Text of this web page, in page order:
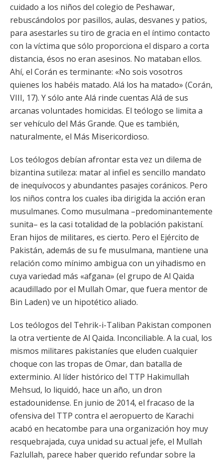
cuidado a los niños del colegio de Peshawar,
rebuscándolos por pasillos, aulas, desvanes y patios,
para asestarles su tiro de gracia en el íntimo contacto
con la víctima que sólo proporciona el disparo a corta
distancia, ésos no eran asesinos. No mataban ellos.
Ahí, el Corán es terminante: «No sois vosotros
quienes los habéis matado. Alá los ha matado» (Corán,
VIII, 17). Y sólo ante Alá rinde cuentas Alá de sus
arcanas voluntades homicidas. El teólogo se limita a
ser vehículo del Más Grande. Que es también,
naturalmente, el Más Misericordioso.
Los teólogos debían afrontar esta vez un dilema de
bizantina sutileza: matar al infiel es sencillo mandato
de inequívocos y abundantes pasajes coránicos. Pero
los niños contra los cuales iba dirigida la acción eran
musulmanes. Como musulmana –predominantemente
sunita– es la casi totalidad de la población pakistaní.
Eran hijos de militares, es cierto. Pero el Ejército de
Pakistán, además de su fe musulmana, mantiene una
relación como mínimo ambigua con un yihadismo en
cuya variedad más «afgana» (el grupo de Al Qaida
acaudillado por el Mullah Omar, que fuera mentor de
Bin Laden) ve un hipotético aliado.
Los teólogos del Tehrik-i-Taliban Pakistan componen
la otra vertiente de Al Qaida. Inconciliable. A la cual, los
mismos militares pakistaníes que eluden cualquier
choque con las tropas de Omar, dan batalla de
exterminio. Al líder histórico del TTP Hakimullah
Mehsud, lo liquidó, hace un año, un dron
estadounidense. En junio de 2014, el fracaso de la
ofensiva del TTP contra el aeropuerto de Karachi
acabó en hecatombe para una organización hoy muy
resquebrajada, cuya unidad su actual jefe, el Mullah
Fazlullah, parece haber querido refundar sobre la